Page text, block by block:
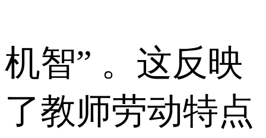
机智” 。这反映
了教师劳动特点